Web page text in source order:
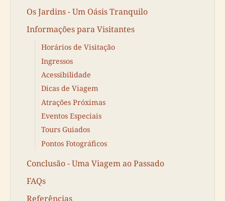
Os Jardins - Um Oásis Tranquilo
Informações para Visitantes
Horários de Visitação
Ingressos
Acessibilidade
Dicas de Viagem
Atrações Próximas
Eventos Especiais
Tours Guiados
Pontos Fotográficos
Conclusão - Uma Viagem ao Passado
FAQs
Referências